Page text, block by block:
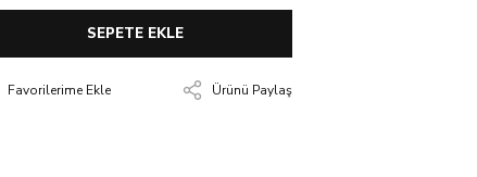
SEPETE EKLE
Ürünü Paylaş